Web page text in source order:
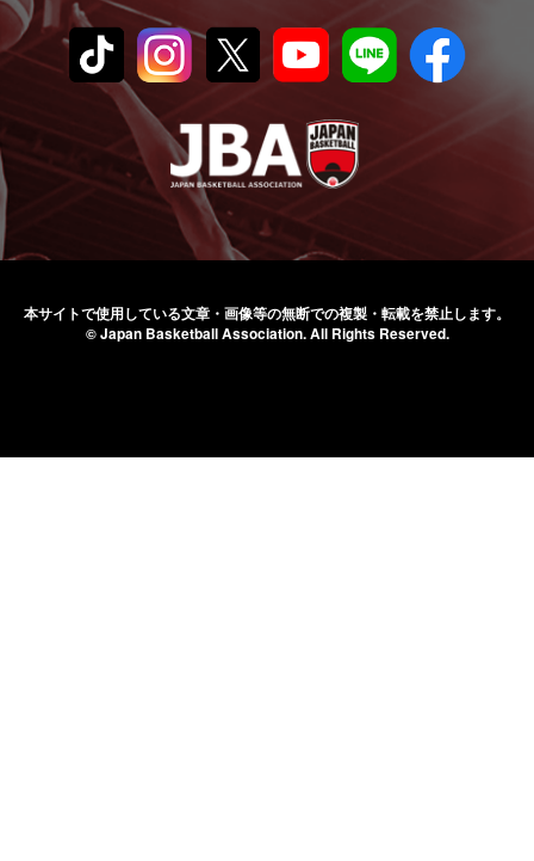
本サイトで使用している文章・画像等の無断での複製・転載を禁止します。
© Japan Basketball Association.All Rights Reserved.